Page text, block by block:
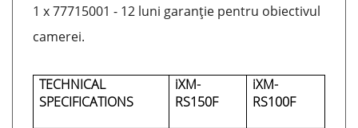
1 x 77715001 - 12 luni garanție pentru obiectivul
camerei.
TECHNICAL
SPECIFICATIONS
iXM-
RS150F
iXM-
RS100F